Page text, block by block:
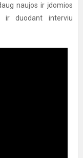
naujos ir įdomios
duodant interviu